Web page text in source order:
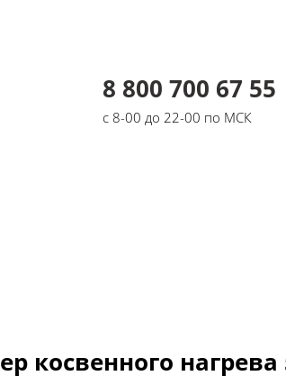
8 800 700 67 55
с 8-00 до 22-00 по МСК
косвенного нагрева